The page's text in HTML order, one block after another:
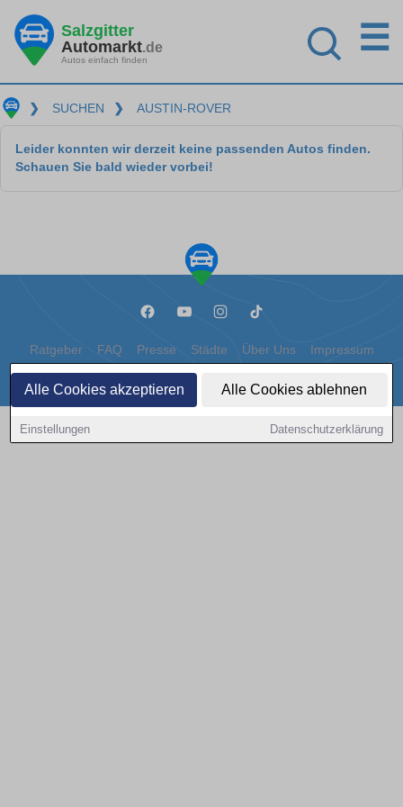
Alle Cookies akzeptieren Alle Cookies ablehnen
Einstellungen Datenschutzerklärung
Salzgitter
Automarkt.de
Autos einfach finden
☰
❯ SUCHEN ❯ AUSTIN-ROVER
Leider konnten wir derzeit keine passenden Autos finden.
Schauen Sie bald wieder vorbei!
Ratgeber FAQ Presse Städte Über Uns Impressum
Datenschutz Cookies
Copyright © 2000 - 2026 | 1A Infosysteme GmbH | Content by: 1a-sites-autos